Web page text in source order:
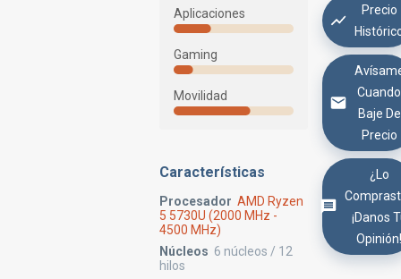
Aplicaciones
Gaming
Movilidad
Características
Procesador AMD Ryzen
5 5730U (2000 MHz -
4500 MHz)
Núcleos 6 núcleos / 12
hilos
Precio
Cuando
Baje De
Precio
¿Lo
¡Danos